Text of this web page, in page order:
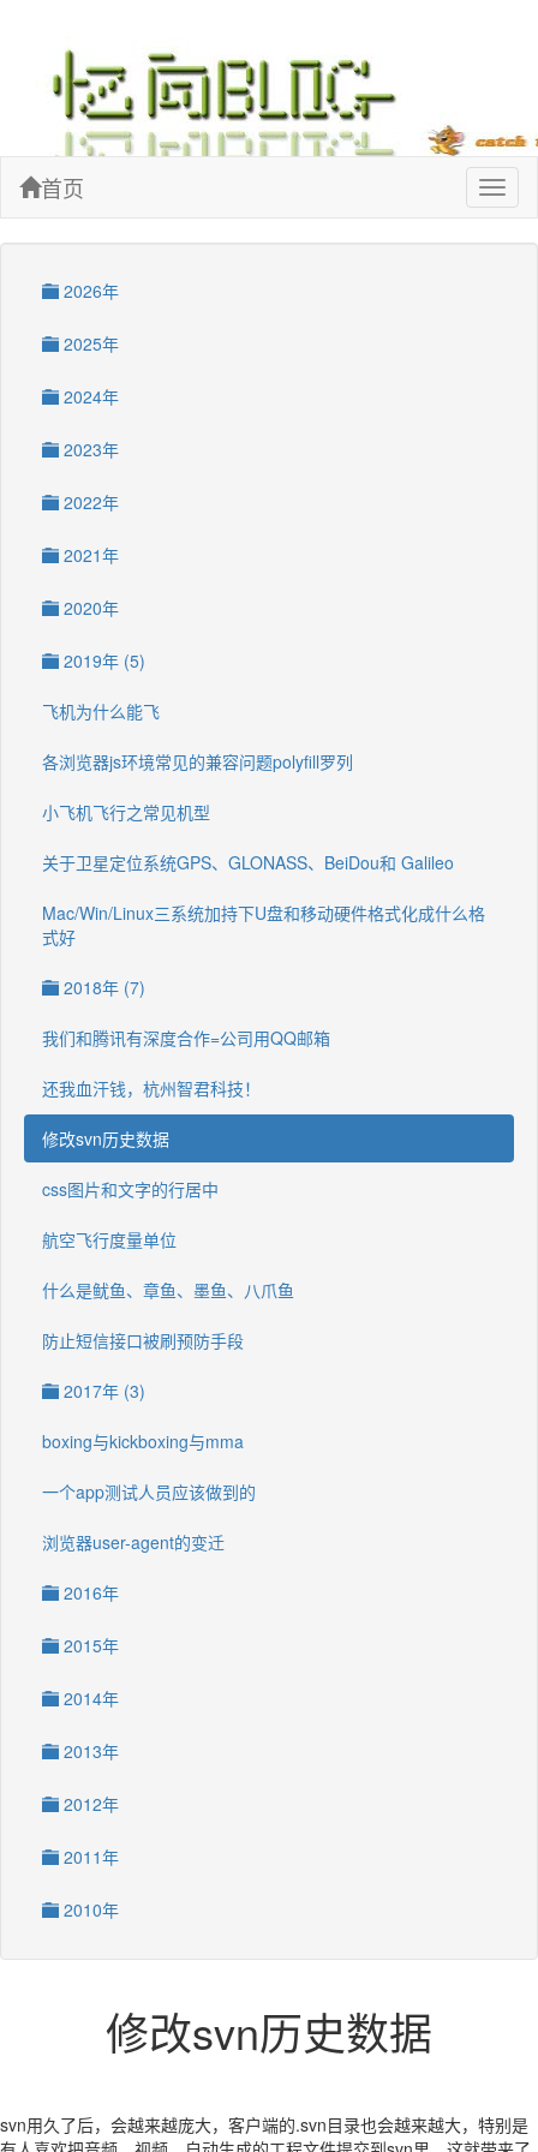
首页
2026年
2025年
2024年
2023年
2022年
2021年
2020年
2019年 (5)
飞机为什么能飞
各浏览器js环境常见的兼容问题polyfill罗列
小飞机飞行之常见机型
关于卫星定位系统GPS、GLONASS、BeiDou和 Galileo
Mac/Win/Linux三系统加持下U盘和移动硬件格式化成什么格
式好
2018年 (7)
我们和腾讯有深度合作=公司用QQ邮箱
还我血汗钱，杭州智君科技！
修改svn历史数据
css图片和文字的行居中
航空飞行度量单位
什么是鱿鱼、章鱼、墨鱼、八爪鱼
防止短信接口被刷预防手段
2017年 (3)
boxing与kickboxing与mma
一个app测试人员应该做到的
浏览器user-agent的变迁
2016年
2015年
2014年
2013年
2012年
2011年
2010年
修改svn历史数据
svn用久了后，会越来越庞大，客户端的.svn目录也会越来越大，特别是